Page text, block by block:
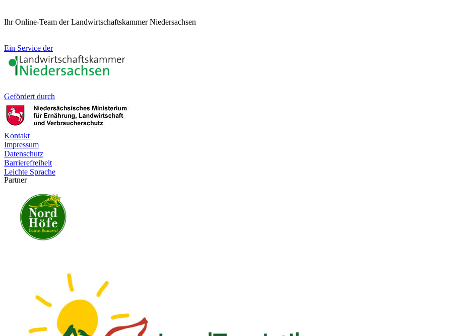
Ihr Online-Team der Landwirtschaftskammer Niedersachsen
Ein Service der
Gefördert durch
Kontakt
Impressum
Datenschutz
Barrierefreiheit
Leichte Sprache
Partner